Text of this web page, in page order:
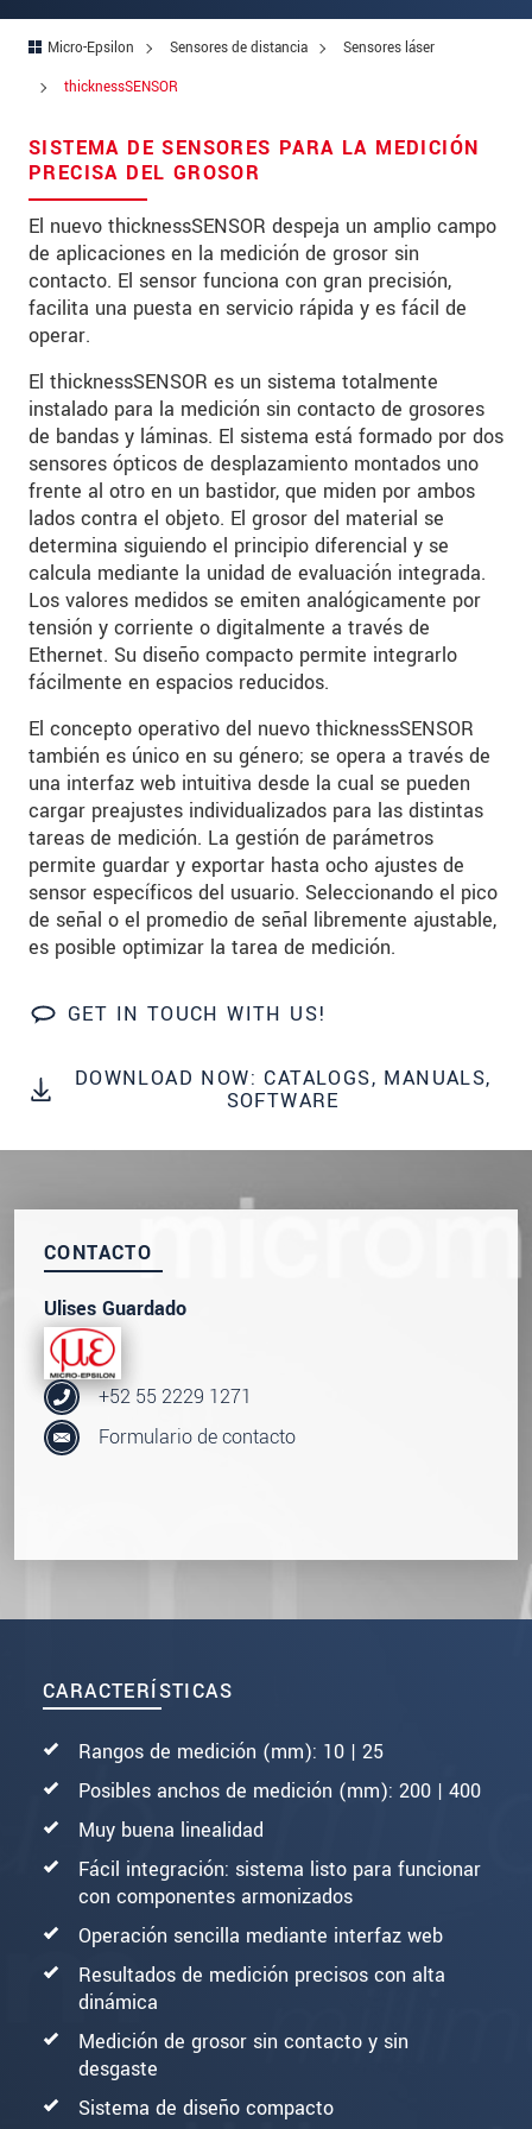
Micro-Epsilon Sensores de distancia
Sensores láser
thicknessSENSOR
SISTEMA DE SENSORES PARA LA MEDICIÓN
PRECISA DEL GROSOR
El nuevo thicknessSENSOR despeja un amplio campo
de aplicaciones en la medición de grosor sin
contacto. El sensor funciona con gran precisión,
facilita una puesta en servicio rápida y es fácil de
operar.
El thicknessSENSOR es un sistema totalmente
instalado para la medición sin contacto de grosores
de bandas y láminas. El sistema está formado por dos
sensores ópticos de desplazamiento montados uno
frente al otro en un bastidor, que miden por ambos
lados contra el objeto. El grosor del material se
determina siguiendo el principio diferencial y se
calcula mediante la unidad de evaluación integrada.
Los valores medidos se emiten analógicamente por
tensión y corriente o digitalmente a través de
Ethernet. Su diseño compacto permite integrarlo
fácilmente en espacios reducidos.
El concepto operativo del nuevo thicknessSENSOR
también es único en su género; se opera a través de
una interfaz web intuitiva desde la cual se pueden
cargar preajustes individualizados para las distintas
tareas de medición. La gestión de parámetros
permite guardar y exportar hasta ocho ajustes de
sensor específicos del usuario. Seleccionando el pico
de señal o el promedio de señal libremente ajustable,
es posible optimizar la tarea de medición.
GET IN TOUCH WITH US!
DOWNLOAD NOW: CATALOGS, MANUALS,
SOFTWARE
CARACTERÍSTICAS
Rangos de medición (mm): 10 | 25
Posibles anchos de medición (mm): 200 | 400
Muy buena linealidad
Fácil integración: sistema listo para funcionar
con componentes armonizados
Operación sencilla mediante interfaz web
Resultados de medición precisos con alta
dinámica
Medición de grosor sin contacto y sin
desgaste
Sistema de diseño compacto
CONTACTO
Ulises Guardado
+52 55 2229 1271
Formulario de contacto
Zip code
Telephone
E-Mail *
Message *
* Mandatory fields
We treat your data confidentially. Please read our
data privacy statement.
SEND MESSAGE